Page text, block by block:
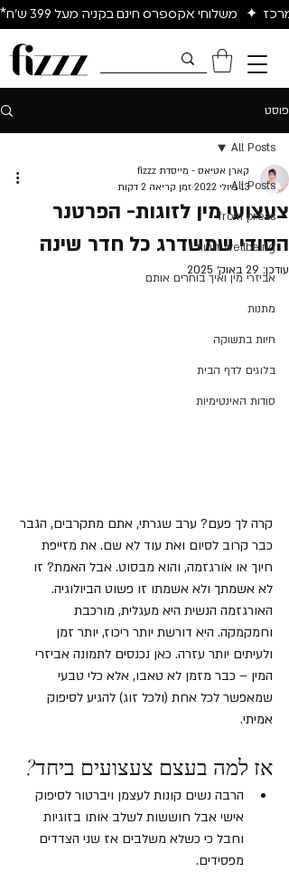
✦   משלוחי אקספרס חינם בקניה מעל 399 ש״ח*
פוסט
All Posts
from press
wellbeing זוגיות ו
אביזרי מין ואיך בוחרים אותם
מתנות
חיות בתשוקה
בלוגים לדף הבית
סודות האינטימיות
All Posts
צעצועי מין לזוגות- הפרטנר
הסודי שמשדרג כל חדר שינה
קארן אטיאס - מייסדת fizzz
13 ביולי 2022
זמן קריאה 2 דקות
עודכן: 29 באוק׳ 2025
קרה לך פעם? ערב שגרתי, אתם מתקרבים, הגבר
כבר קרוב לסיום ואת עוד לא שם. את מזייפת
חיוך או אורגזמה, והוא מבסוט. אבל האמת? זו
לא אשמתך ולא אשמתו זו פשוט הביולוגיה.
האורגזמה הנשית היא מעגלית, מורכבת
וחמקמקה. היא דורשת יותר ריכוז, יותר זמן
ולעיתים יותר עזרה. כאן נכנסים לתמונה אביזרי
המין – כבר מזמן לא טאבו, אלא כלי טבעי
שמאפשר לכל אחת (ולכל זוג) להגיע לסיפוק
אמיתי.
אז למה בעצם צעצועים ביחד?
הרבה נשים קונות לעצמן ויברטור לסיפוק
אישי אבל חוששות לשלב אותו בזוגיות
וחבל כי כשלא משלבים אז שני הצדדים
מפסידים.